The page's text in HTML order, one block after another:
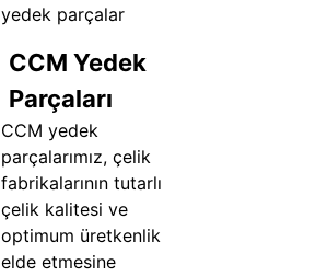
yedek parçalar
CCM Yedek
Parçaları
CCM yedek
parçalarımız, çelik
fabrikalarının tutarlı
çelik kalitesi ve
optimum üretkenlik
elde etmesine